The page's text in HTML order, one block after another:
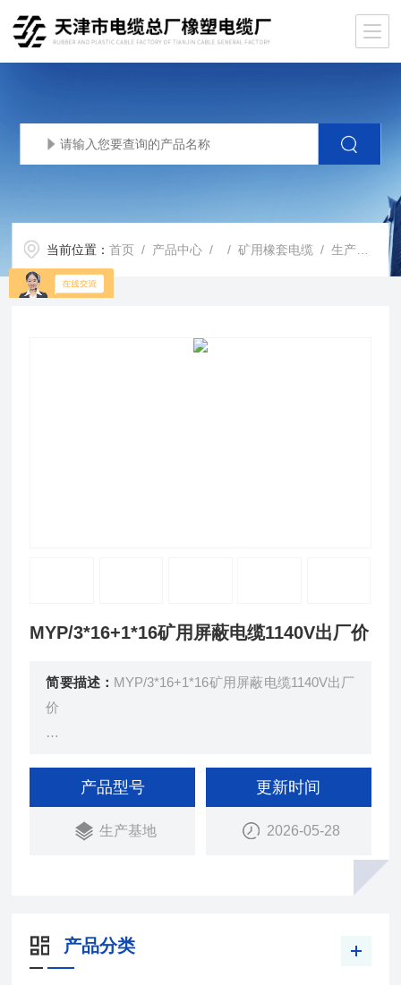
当前位置：首页 / 产品中心 / /矿用橡套电缆 / 生产基地MYP/3*16+1*16矿用屏蔽电缆1140V出厂价
MYP/3*16+1*16矿用屏蔽电缆1140V出厂价
简要描述： MYP/3*16+1*16矿用屏蔽电缆1140V出厂
价
12972.5-91）
本产品适用于额定电压0.66/1.14KV及以下移动设备
用铜芯橡皮护套软电缆
产品型号
生产基地
更新时间
2026-05-28
产品分类